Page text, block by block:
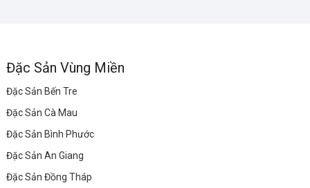
Đặc Sản Vùng Miền
Đặc Sản Bến Tre
Đặc Sản Cà Mau
Đặc Sản Bình Phước
Đặc Sản An Giang
Đặc Sản Đồng Tháp